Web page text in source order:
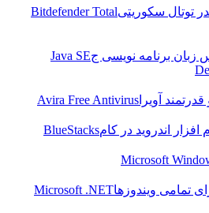
سکوریتیBitdefender Total
برنامه نویسی جJava SE
آویراAvira Free Antivirus
اندروید در کامBlueStacks
ویندوزهاMicrosoft .NET